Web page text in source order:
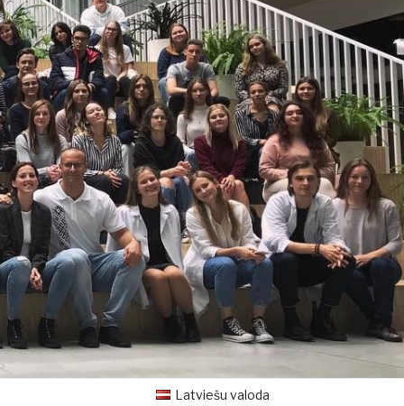
Latviešu valoda